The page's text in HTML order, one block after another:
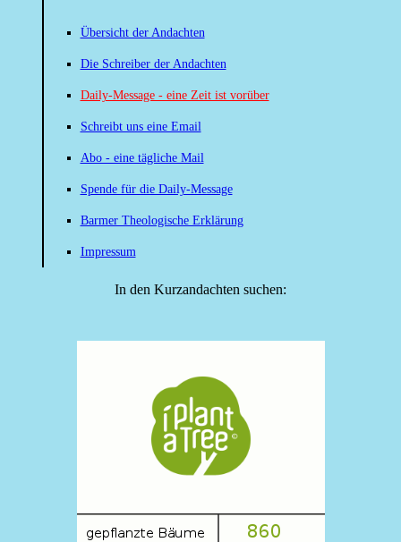
Übersicht der Andachten
Die Schreiber der Andachten
Daily-Message - eine Zeit ist vorüber
Schreibt uns eine Email
Abo - eine tägliche Mail
Spende für die Daily-Message
Barmer Theologische Erklärung
Impressum
In den Kurzandachten suchen: